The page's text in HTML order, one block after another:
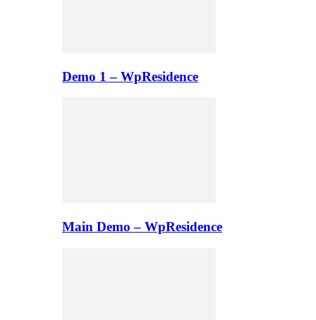
Demo 1 – WpResidence
Main Demo – WpResidence